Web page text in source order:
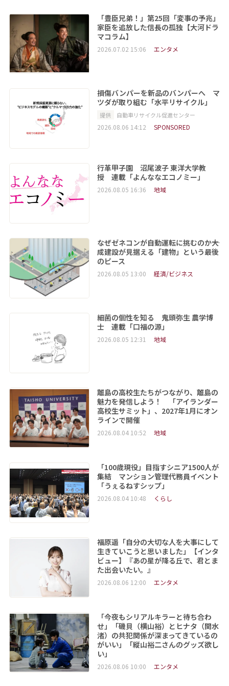
「豊臣兄弟！」第25回「変事の予兆」
家臣を追放した信長の孤独【大河ドラ
マコラム】
2026.07.02 15:06 エンタメ
損傷バンパーを新品のバンパーへ マ
ツダが取り組む「水平リサイクル」
提供 自動車リサイクル促進センター
2026.08.06 14:12 SPONSORED
行革甲子園 沼尾波子 東洋大学教
授 連載「よんななエコノミー」
2026.08.05 16:36 地域
なぜゼネコンが自動運転に挑むのか――大
成建設が見据える「建物」という最後
のピース
2026.08.05 13:00 経済/ビジネス
細菌の個性を知る 鬼頭弥生 農学博
士 連載「口福の源」
2026.08.05 12:31 地域
離島の高校生たちがつながり、離島の
魅力を発信しよう！ 「アイランダー
高校生サミット」、2027年1月にオン
ラインで開催
2026.08.04 10:52 地域
「100歳現役」目指すシニア1500人が
集結 マンション管理代務員イベント
「うぇるねすシップ」
2026.08.04 10:48 くらし
福原遥「自分の大切な人を大事にして
生きていこうと思いました」【インタ
ビュー】『あの星が降る丘で、君とま
た出会いたい。』
2026.08.06 12:00 エンタメ
「今夜もシリアルキラーと待ち合わ
せ」「磯貝（横山裕）とヒナタ（関水
渚）の共犯関係が深まってきているの
がいい」「縦山裕二さんのグッズ欲し
い」
2026.08.06 10:00 エンタメ